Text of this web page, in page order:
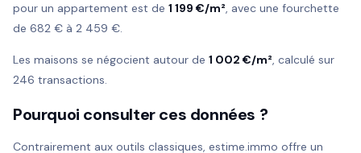
pour un appartement est de 1 199 €/m², avec une fourchette
de 682 € à 2 459 €.
Les maisons se négocient autour de 1 002 €/m², calculé sur
246 transactions.
Pourquoi consulter ces données ?
Contrairement aux outils classiques, estime.immo offre un